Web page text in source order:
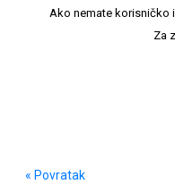
Ako nemate korisničko
Za
« Povratak